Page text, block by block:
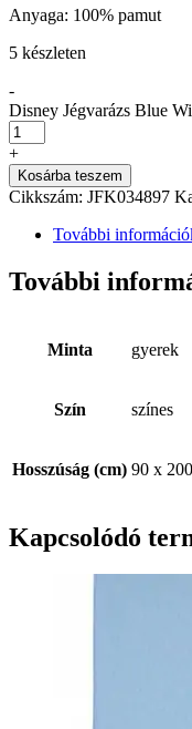
Anyaga: 100% pamut
5 készleten
-
Disney Jégvarázs Blue
+
Kosárba teszem
Cikkszám: JFK034897
További
További
Minta gyerek
Szín színes
Hosszúság (cm) 90 x
Kapcsolódó